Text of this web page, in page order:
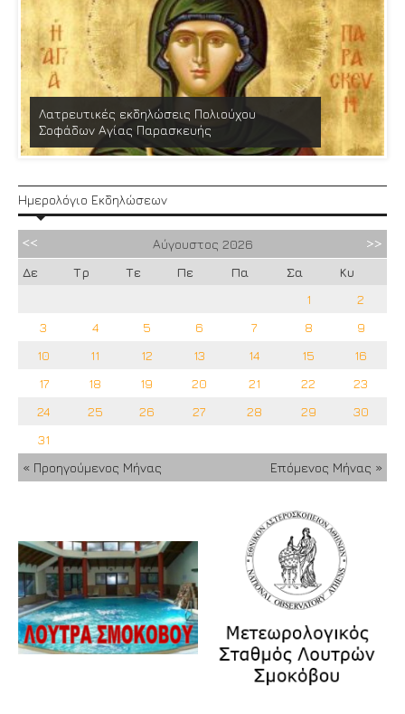
Λατρευτικές εκδηλώσεις Πολιούχου
Σοφάδων Αγίας Παρασκευής
Ημερολόγιο Εκδηλώσεων
Αύγουστος 2026
Δε
Τρ Τε Πε Πα Σα
Κυ
1
2
3
4 5 6 7 8
9
10
11 12 13 14 15
16
17
18 19 20 21 22
23
24
25 26 27 28 29
30
31
« Προηγούμενος Μήνας
Επόμενος Μήνας »